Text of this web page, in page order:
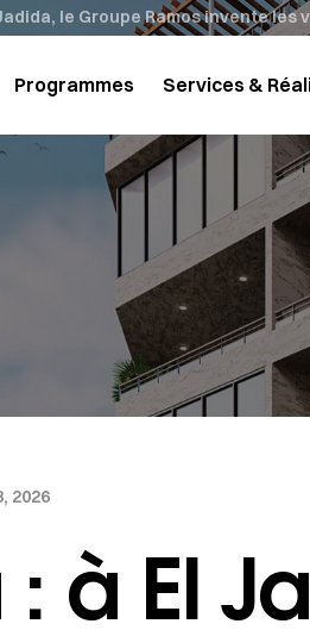
Programmes Services &
le Groupe Ramos invente
2026
à El